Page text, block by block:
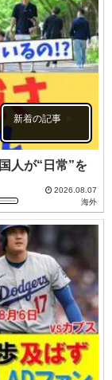
新着の記事
人が“日常”を
2026.08.07
海外